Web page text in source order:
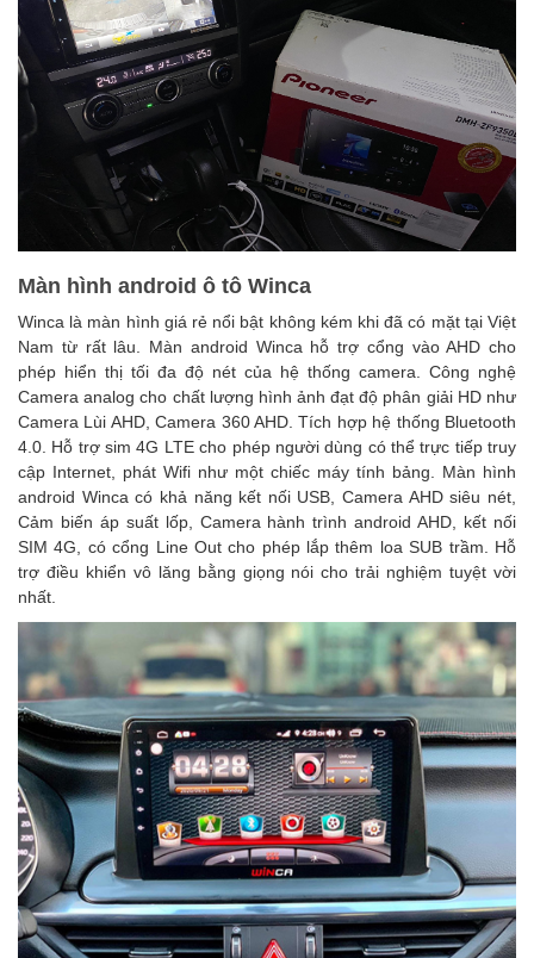
Màn hình android ô tô Winca
Winca là màn hình giá rẻ nổi bật không kém khi đã có mặt tại Việt
Nam từ rất lâu. Màn android Winca hỗ trợ cổng vào AHD cho
phép hiển thị tối đa độ nét của hệ thống camera. Công nghệ
Camera analog cho chất lượng hình ảnh đạt độ phân giải HD như
Camera Lùi AHD, Camera 360 AHD.Tích hợp hệ thống Bluetooth
4.0. Hỗ trợ sim 4G LTE cho phép người dùng có thể trực tiếp truy
cập Internet, phát Wifi như một chiếc máy tính bảng. Màn hình
android Winca có khả năng kết nối USB, Camera AHD siêu nét,
Cảm biến áp suất lốp, Camera hành trình android AHD, kết nối
SIM 4G, có cổng Line Out cho phép lắp thêm loa SUB trầm. Hỗ
trợ điều khiển vô lăng bằng giọng nói cho trải nghiệm tuyệt vời
nhất.